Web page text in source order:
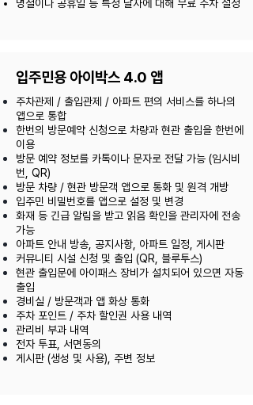
​명절이나 공휴일 등 특정 날자에 대해 무료 주차 설정
입주민용 아이박스 4.0 앱
주차관제 / 출입관제 / 아파트 편의 서비스를 하나의
앱으로 통합
한번의 방문예약 신청으로 차량과 현관 출입을 한번에
이용
방문 예약 정보를 카톡이나 문자로 전달 가능 (임시비
번, QR)
방문 차량 / 현관 방문객 앱으로 통화 및 원격 개방
입주민 비밀번호를 앱으로 설정 및 변경
화재 등 긴급 알림을 받고 읽음 확인을 관리자에 전송
가능
아파트 안내 방송, 공지사항, 아파트 일정, 게시판
커뮤니티 시설 신청 및 출입 (QR, 블루투스)
현관 출입문에 아이패스 장비가 설치되어 있으면 자동
출입
​경비실 / 방문객과 앱 화상 통화
주차 포인트 / 주차 할인권 사용 내역
관리비 부과 내역
​전자 투표, 서면동의
​게시판 (생성 및 사용), 주변 정보